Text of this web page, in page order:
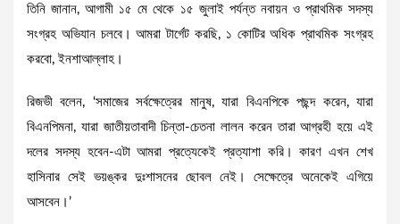
তিনি জানান, আগামী ১৫ মে থেকে ১৫ জুলাই পর্যন্ত নবায়ন ও প্রাথমিক সদস্য
সংগ্রহ অভিযান চলবে। আমরা টার্গেট করছি, ১ কোটির অধিক প্রাথমিক সংগ্রহ
করবো, ইনশাআল্লাহ।
রিজভী বলেন, ‘সমাজের সর্বক্ষেত্রের মানুষ, যারা বিএনপিকে পছন্দ করেন, যারা
বিএনপিমনা, যারা জাতীয়তাবাদী চিন্তা-চেতনা লালন করেন তারা আগ্রহী হয়ে এই
দলের সদস্য হবেন-এটা আমরা প্রত্যেকেই প্রত্যাশা করি। কারণ এখন শেখ
হাসিনার সেই ভয়ঙ্কর দুঃশাসনের ছোবল নেই। সেক্ষেত্রে অনেকেই এগিয়ে
আসবেন।’